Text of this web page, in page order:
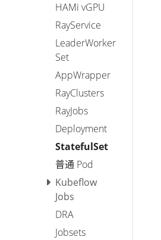
HAMi vGPU
RayService
LeaderWorker
Set
AppWrapper
RayClusters
RayJobs
Deployment
StatefulSet
普通 Pod
Kubeflow
Jobs
DRA
Jobsets